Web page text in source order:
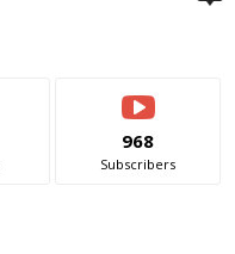
968
Subscribers